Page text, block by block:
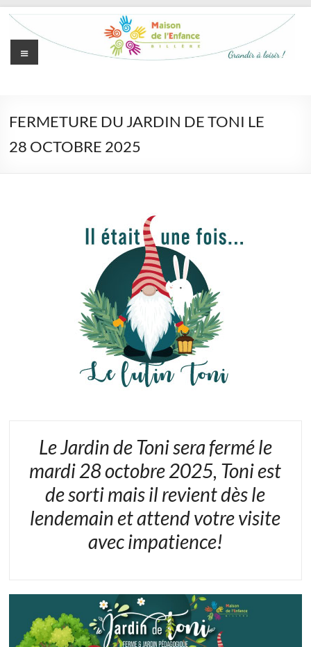
Aller
contenu
l'Enfance
de
Menu
FERMETURE DU JARDIN DE TONI LE
28 OCTOBRE 2025
Le Jardin de Toni sera fermé le
mardi 28 octobre 2025, Toni est
de sorti mais il revient dès le
lendemain et attend votre visite
avec impatience!